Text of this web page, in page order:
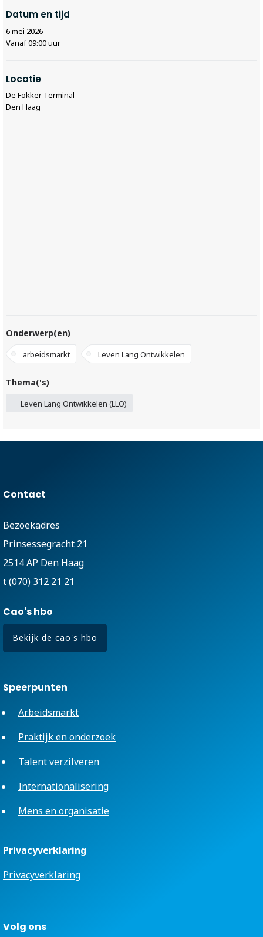
Datum en tijd
6 mei 2026
Vanaf 09:00 uur
Locatie
De Fokker Terminal
Den Haag
Onderwerp(en)
arbeidsmarkt Leven Lang Ontwikkelen
Thema('s)
Leven Lang Ontwikkelen (LLO)
Contact
Bezoekadres
Prinsessegracht 21
2514 AP Den Haag
t (070) 312 21 21
Cao's hbo
Bekijk de cao's hbo
Speerpunten
Arbeidsmarkt
Praktijk en onderzoek
Talent verzilveren
Internationalisering
Mens en organisatie
Privacyverklaring
Privacyverklaring
Volg ons